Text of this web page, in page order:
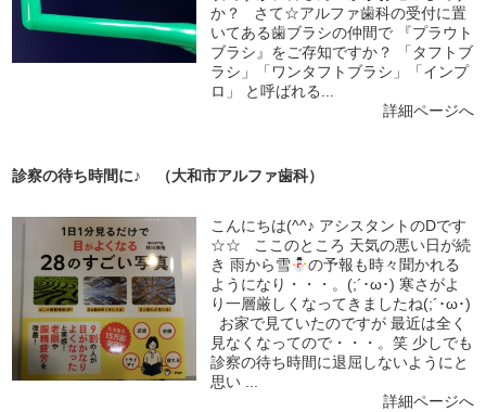
か？ さて☆アルファ歯科の受付に置
いてある歯ブラシの仲間で 『プラウト
ブラシ』をご存知ですか？ 「タフトブ
ラシ」「ワンタフトブラシ」「インプ
ロ」 と呼ばれる...
詳細ページへ
診察の待ち時間に♪ （大和市アルファ歯科）
こんにちは(^^♪ アシスタントのDです
☆☆ ここのところ 天気の悪い日が続
き 雨から雪
の予報も時々聞かれる
ようになり・・・。(;´･ω･) 寒さがよ
り一層厳しくなってきましたね(;´･ω･)
お家で見ていたのですが 最近は全く
見なくなってので・・・。笑 少しでも
診察の待ち時間に退屈しないようにと
思い ...
詳細ページへ